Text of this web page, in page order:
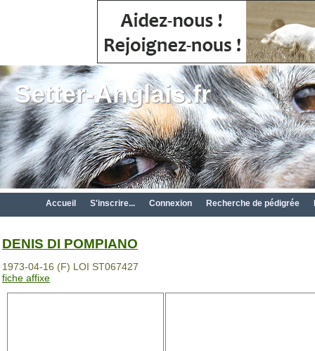
Setter-Anglais.fr
Accueil S'inscrire... Connexion Recherche de pédigrée
DENIS DI POMPIANO
1973-04-16 (F) LOI ST067427
fiche affixe